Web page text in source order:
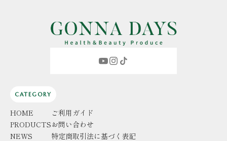
CATEGORY
HOME
PRODUCTS
NEWS
ご利用ガイド
お問い合わせ
特定商取引法に基づく表記